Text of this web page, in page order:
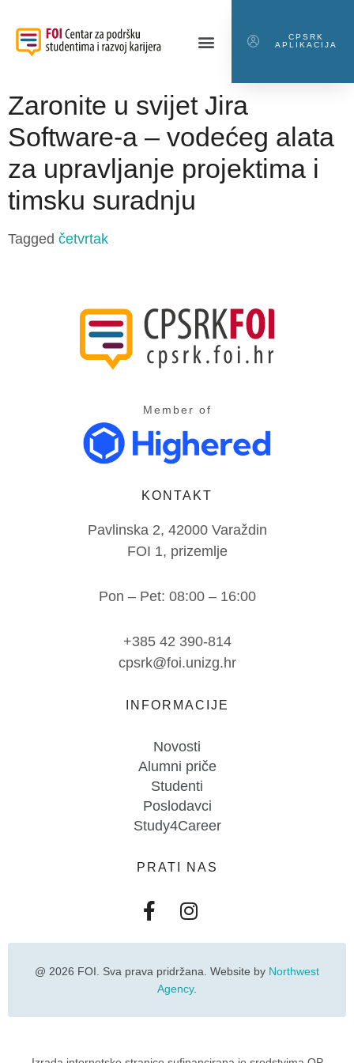
CPSRK
APLIKACIJA
Zaronite u svijet Jira
Software-a – vodećeg alata
za upravljanje projektima i
timsku suradnju
Tagged četvrtak
Member of
KONTAKT
Pavlinska 2, 42000 Varaždin
FOI 1, prizemlje
Pon – Pet: 08:00 – 16:00
+385 42 390-814
cpsrk@foi.unizg.hr
INFORMACIJE
Novosti
Alumni priče
Studenti
Poslodavci
Study4Career
PRATI NAS
@ 2026 FOI. Sva prava pridržana. Website by Northwest
Agency.